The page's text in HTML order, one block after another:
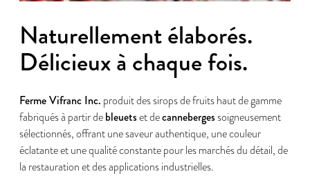
Naturellement élaborés.
Délicieux à chaque fois.
Ferme Vifranc Inc. produit des sirops de fruits haut de gamme
fabriqués à partir debleuetset decannebergessoigneusement
sélectionnés, offrant une saveur authentique, une couleur
éclatante et une qualité constante pour les marchés du détail, de
la restauration et des applications industrielles.